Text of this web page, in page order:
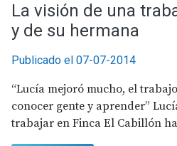
La visión de una
y de su hermana
Publicado el 07-07-2014
“Lucía mejoró mucho, el
conocer gente y aprender”
trabajar en Finca El Cabillón